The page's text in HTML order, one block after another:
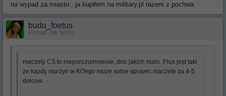
na wypad za miasto , ja kupiłem na military.pl razem z pochwa
budo_foetus
Ponad rok temu
maczety CS to nieporozumnienie, dno jakich malo. Plus jest taki
ze kazdy murzyn w KOngo moze sobie sprawic maczete za 4-5
dolcow.